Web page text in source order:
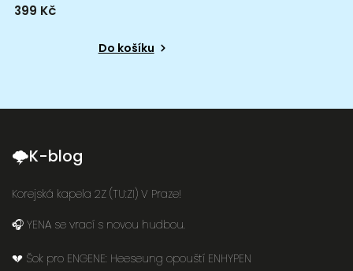
399 Kč
Do košíku
🌩K-blog
Korejská kapela 2Z (TU:ZI) V Praze!
🎧 YENA se vrací s novou hudbou.
💔 Šok pro ENGENE: Heeseung opouští ENHYPEN